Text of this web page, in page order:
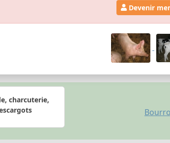
Devenir
charcuterie,